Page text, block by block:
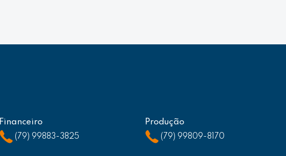
Financeiro
(79) 99883-3825
Produção
(79) 99809-8170